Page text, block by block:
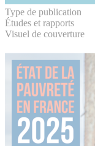
Type de publication
Études et rapports
Visuel de couverture